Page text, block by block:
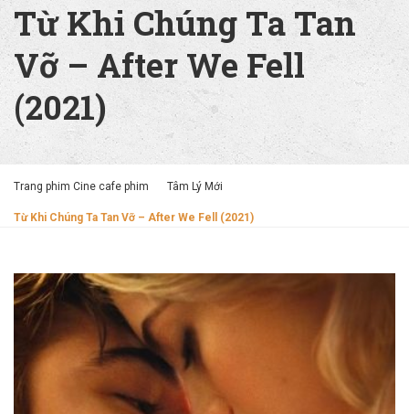
Từ Khi Chúng Ta Tan
Vỡ – After We Fell
(2021)
Trang phim Cine cafe phim Tâm Lý Mới
Từ Khi Chúng Ta Tan Vỡ – After We Fell (2021)